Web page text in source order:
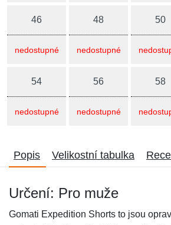
46
nedostupné
48
nedostupné
50
54
nedostupné
56
nedostupné
58
Popis Velikostní tabulka
Určení: Pro muže
Gomati Expedition Shorts to jsou